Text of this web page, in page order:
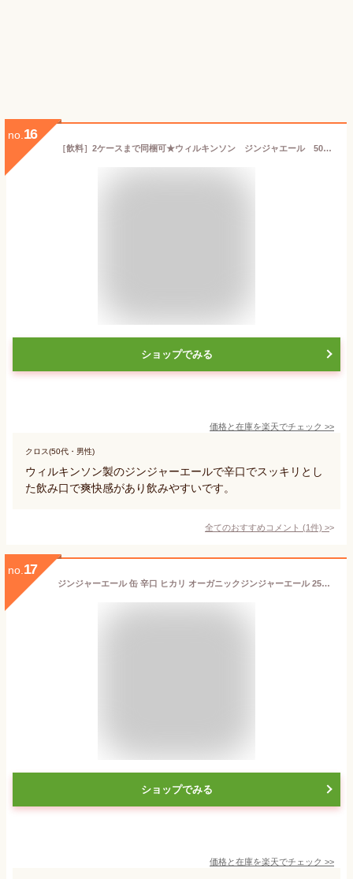
no. 16
［飲料］2ケースまで同梱可★ウィルキンソン ジンジャエール 500mlPET 1ケース24本入り （辛口）（ジンジャーエール）アサヒ飲料
ショップでみる
価格と在庫を楽天でチェック >>
クロス(50代・男性)
ウィルキンソン製のジンジャーエールで辛口でスッキリとし
た飲み口で爽快感があり飲みやすいです。
全てのおすすめコメント (1件) >
no. 17
ジンジャーエール 缶 辛口 ヒカリ オーガニックジンジャーエール 250ml 10本セット
ショップでみる
価格と在庫を楽天でチェック >>